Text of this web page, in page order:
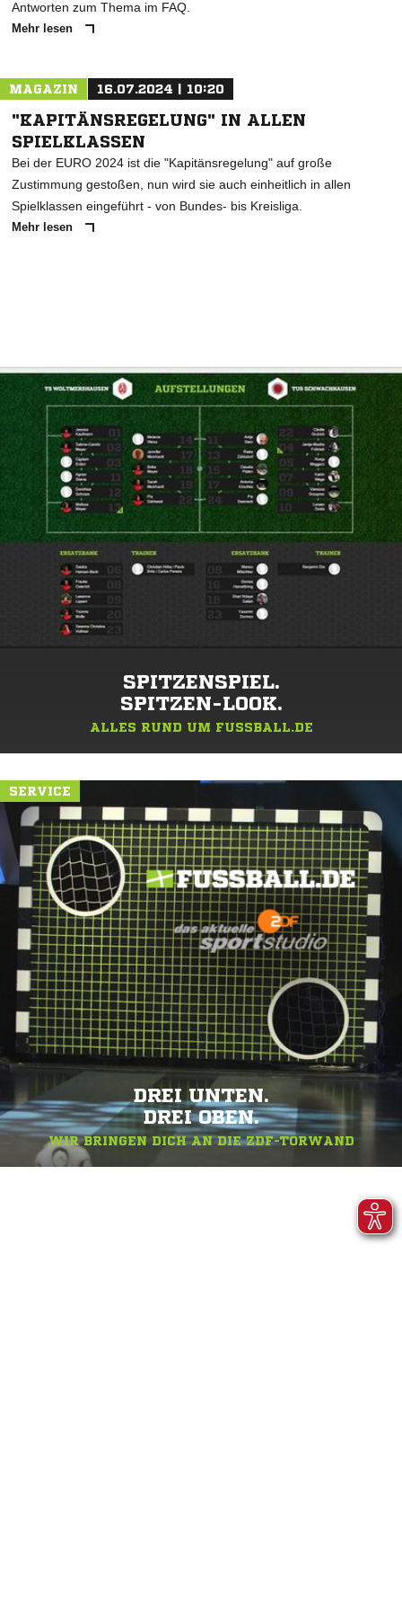
Antworten zum Thema im FAQ.
Mehr lesen
MAGAZIN 16.07.2024 | 10:20
"KAPITÄNSREGELUNG" IN ALLEN
SPIELKLASSEN
Bei der EURO 2024 ist die "Kapitänsregelung" auf große
Zustimmung gestoßen, nun wird sie auch einheitlich in allen
Spielklassen eingeführt - von Bundes- bis Kreisliga.
Mehr lesen
SPITZENSPIEL.
SPITZEN-LOOK.
ALLES RUND UM FUSSBALL.DE
SERVICE
DREI UNTEN.
DREI OBEN.
WIR BRINGEN DICH AN DIE ZDF-TORWAND